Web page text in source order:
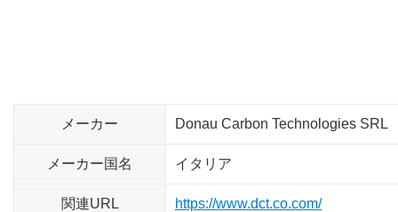
メーカー Donau Carbon Technologies SRL
メーカー国名 イタリア
関連URL https://www.dct.co.com/